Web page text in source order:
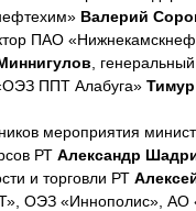
Валерий
ПАО
,
ППТ Алабуга»
мероприятия
РТ Александр
и торговли РТ
ОЭЗ «Иннополис», АО